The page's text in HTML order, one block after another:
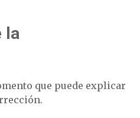
la
que puede explicar